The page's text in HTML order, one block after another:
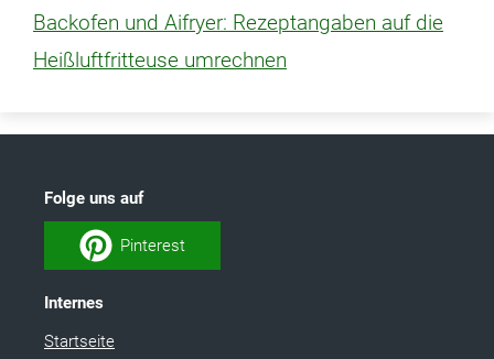
Backofen und Aifryer: Rezeptangaben auf die
Heißluftfritteuse umrechnen
Folge uns auf
Pinterest
Internes
Startseite